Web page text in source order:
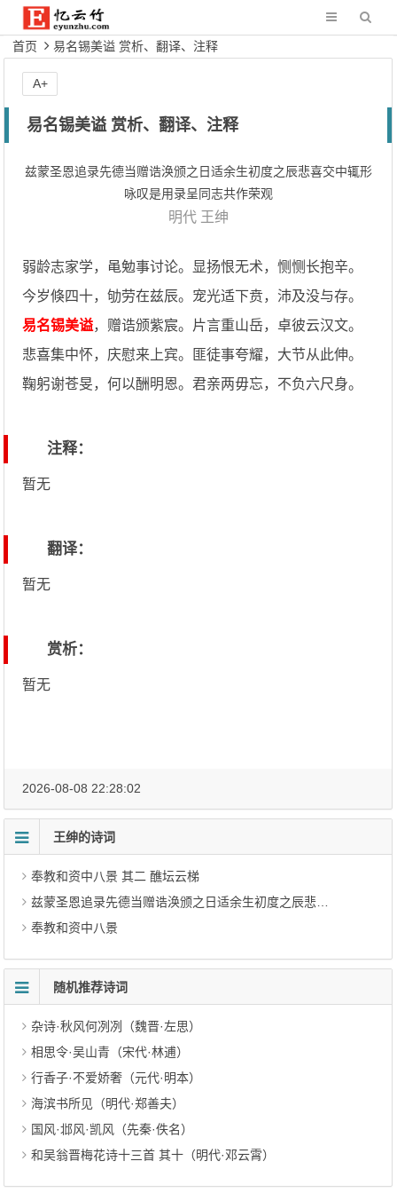
首页 易名锡美谥 赏析、翻译、注释
易名锡美谥 赏析、翻译、注释
兹蒙圣恩追录先德当赠诰涣颁之日适余生初度之辰悲喜交中辄形
咏叹是用录呈同志共作荣观
明代 王绅
弱龄志家学，黾勉事讨论。显扬恨无术，恻恻长抱辛。
今岁倏四十，劬劳在兹辰。宠光适下贲，沛及没与存。
易名锡美谥，赠诰颁紫宸。片言重山岳，卓彼云汉文。
悲喜集中怀，庆慰来上宾。匪徒事夸耀，大节从此伸。
鞠躬谢苍旻，何以酬明恩。君亲两毋忘，不负六尺身。
注释：
暂无
翻译：
暂无
赏析：
暂无
A+
2026-08-08 22:28:02
王绅的诗词
奉教和资中八景 其二 醮坛云梯
兹蒙圣恩追录先德当赠诰涣颁之日适余生初度之辰悲喜交中辄形咏叹是用录呈同志共作荣观
奉教和资中八景
随机推荐诗词
杂诗·秋风何冽冽（魏晋·左思）
相思令·吴山青（宋代·林逋）
行香子·不爱娇奢（元代·明本）
海滨书所见（明代·郑善夫）
国风·邶风·凯风（先秦·佚名）
和吴翁晋梅花诗十三首 其十（明代·邓云霄）